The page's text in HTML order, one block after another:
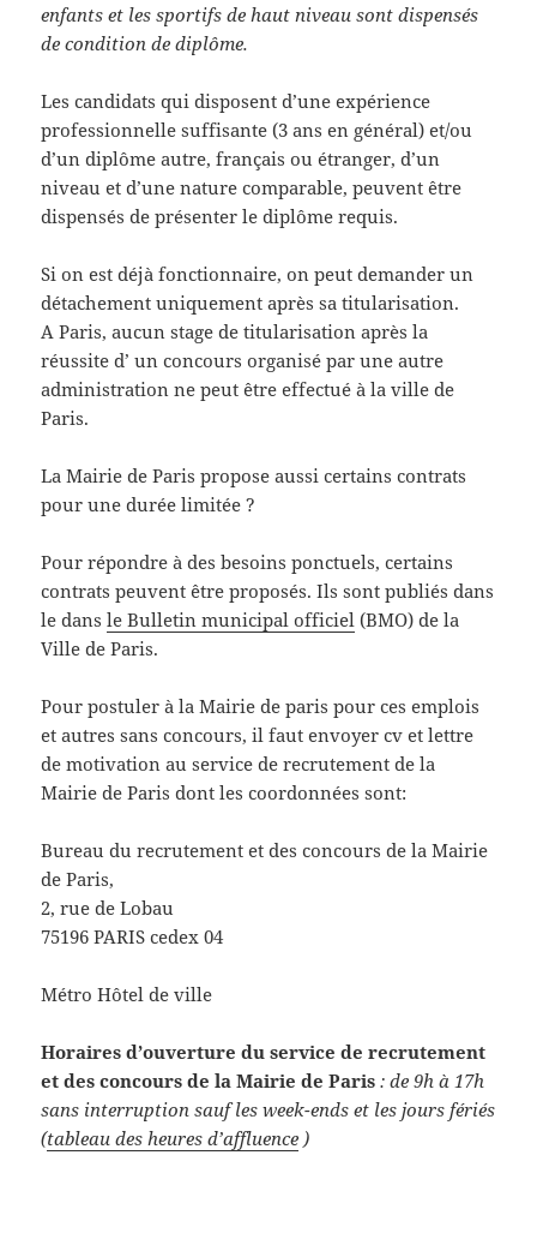
enfants et les sportifs de haut niveau sont dispensés
de condition de diplôme.
Les candidats qui disposent d’une expérience
professionnelle suffisante (3 ans en général) et/ou
d’un diplôme autre, français ou étranger, d’un
niveau et d’une nature comparable, peuvent être
dispensés de présenter le diplôme requis.
Si on est déjà fonctionnaire, on peut demander un
détachement uniquement après sa titularisation.
A Paris, aucun stage de titularisation après la
réussite d’ un concours organisé par une autre
administration ne peut être effectué à la ville de
Paris.
La Mairie de Paris propose aussi certains contrats
pour une durée limitée ?
Pour répondre à des besoins ponctuels, certains
contrats peuvent être proposés. Ils sont publiés dans
le dansle Bulletin municipal officiel (BMO) de la
Ville de Paris.
Pour postuler à la Mairie de paris pour ces emplois
et autres sans concours, il faut envoyer cv et lettre
de motivation au service de recrutement de la
Mairie de Paris dont les coordonnées sont:
Bureau du recrutement et des concours de la Mairie
de Paris,
2, rue de Lobau
75196 PARIS cedex 04
Métro Hôtel de ville
Horaires d’ouverture du service de recrutement
et des concours de la Mairie de Paris : de 9h à 17h
sans interruption sauf les week-ends et les jours fériés
(tableau des heures d’affluence )